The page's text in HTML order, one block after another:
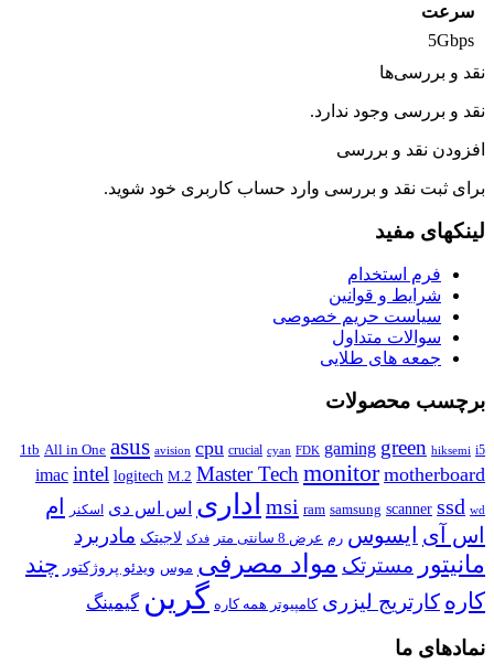
سرعت
5Gbps
نقد و بررسی‌ها
نقد و بررسی وجود ندارد.
افزودن نقد و بررسی
برای ثبت نقد و بررسی وارد حساب کاربری خود شوید.
لینکهای مفید
فرم استخدام
شرایط و قوانین
سیاست حریم خصوصی
سوالات متداول
جمعه های طلایی
برچسب محصولات
1tb All in One asus avision cpu crucial cyan FDK gaming green hiksemi i5
imac intel logitech M.2 Master Tech monitor motherboard
msi ram samsung scanner ssd wd اداری اس اس دی اسکنر
ام
اس آی
ایسوس رم عرض 8 سانتی متر فدک لاجیتک مادربرد
مانیتور مسترتک مواد مصرفی موس ویدئو پروژکتور چند
کاره کارتریج لیزری کامپیوتر همه کاره گرین گیمینگ
نمادهای ما